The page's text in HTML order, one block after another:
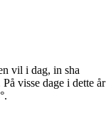
vil i dag, in sha
visse dage i dette år